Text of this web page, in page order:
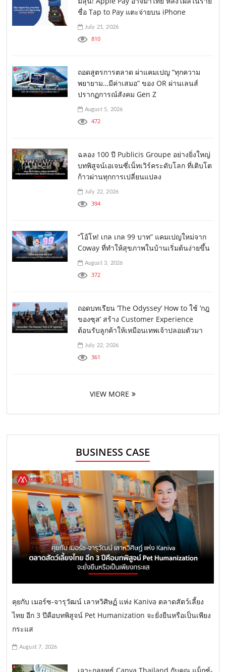
ชื่อ Tap to Pay แตะจ่ายบน iPhone
July 21, 2026
810
ถอดสูตรการตลาด ผ่าแคมเปญ “ทุกความ
พยายาม…มีค่าเสมอ” ของ OR ผ่านเลนส์
ปรากฏการณ์สังคม Gen Z
August 5, 2026
472
ฉลอง 100 ปี Publicis Groupe อย่างยิ่งใหญ่
บทพิสูจน์เอเจนซี่เน็ทเวิร์คระดับโลก ที่เติบโต
ก้าวผ่านทุกการเปลี่ยนแปลง
July 22, 2026
394
“โอ้โห! เกล เกล 99 บาท” แคมเปญใหม่จาก
Coway ที่ทำให้สุขภาพในบ้านเริ่มต้นง่ายขึ้น
August 3, 2026
372
ถอดบทเรียน ‘The Odyssey’ How to ใช้ ‘กฎ
ของซุส’ สร้าง Customer Experience
ต้อนรับลูกค้าให้เหมือนเทพเจ้าปลอมตัวมา
July 22, 2026
361
VIEW MORE
BUSINESS CASE
คุยกับ เมอร์ซ-จารุวัฒน์ เลาหวิศิษฏ์ แห่ง Kaniva ตลาดสัตว์เลี้ยง
ไทย อีก 3 ปีคือบทพิสูจน์ Pet Humanization จะยั่งยืนหรือเป็นเพียง
กระแส
August 7, 2026